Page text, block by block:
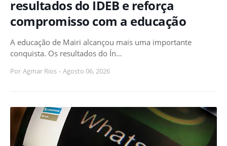
resultados do IDEB e reforça
compromisso com a educação
A educação de Mairi alcançou mais uma importante
conquista. Os resultados do Ín…
Por Agmar Rios - Agosto 06, 2026